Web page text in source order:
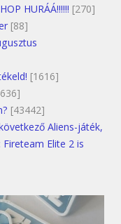
HURÁÁ!!!!!! [270]
[88]
[1616]
[43442]
Aliens-játék,
Elite 2 is